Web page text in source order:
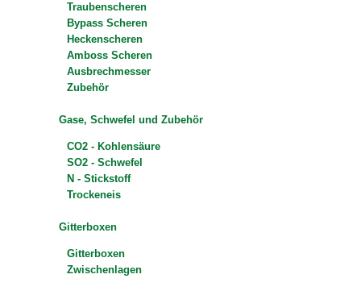
Traubenscheren
Bypass Scheren
Heckenscheren
Amboss Scheren
Ausbrechmesser
Zubehör
Gase, Schwefel und Zubehör
CO2 - Kohlensäure
SO2 - Schwefel
N - Stickstoff
Trockeneis
Gitterboxen
Gitterboxen
Zwischenlagen